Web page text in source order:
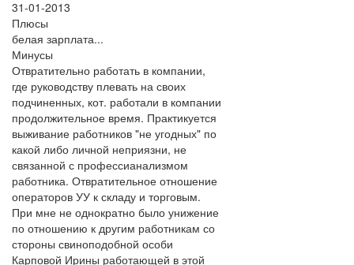
31-01-2013
Плюсы
белая зарплата...
Минусы
Отвратительно работать в компании,
где руководству плевать на своих
подчиненных, кот. работали в компании
продолжительное время. Практикуется
выживание работников "не угодных" по
какой либо личной неприязни, не
связанной с профессианализмом
работника. Отвратительное отношение
операторов УУ к складу и торговым.
При мне не однократно было унижение
по отношению к другим работникам со
стороны свиноподобной особи
Карповой Ирины работающей в этой